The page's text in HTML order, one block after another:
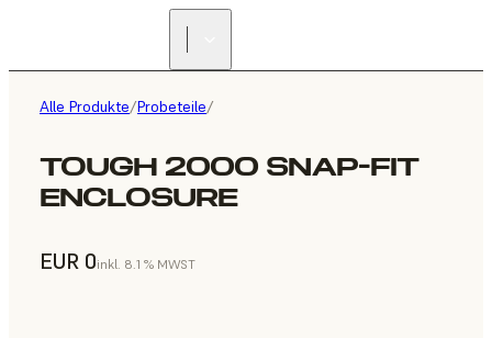
Alle Produkte/Probeteile/
TOUGH 2000 SNAP-FIT
ENCLOSURE
EUR 0inkl. 8.1 % MWST